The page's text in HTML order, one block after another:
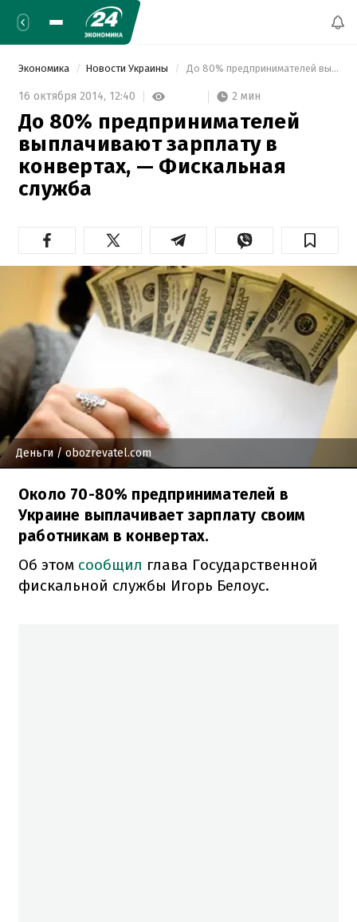
Экономика Новости Украины До 80% предпринимателей выплачивают зарплату в конвертах, — Фискальная служба
16 октября 2014, 12:40 2 мин
До 80% предпринимателей
выплачивают зарплату в
конвертах, — Фискальная
служба
Деньги/ obozrevatel.com
Около 70-80% предпринимателей в
Украине выплачивает зарплату своим
работникам в конвертах.
Об этом сообщил глава Государственной
фискальной службы Игорь Белоус.